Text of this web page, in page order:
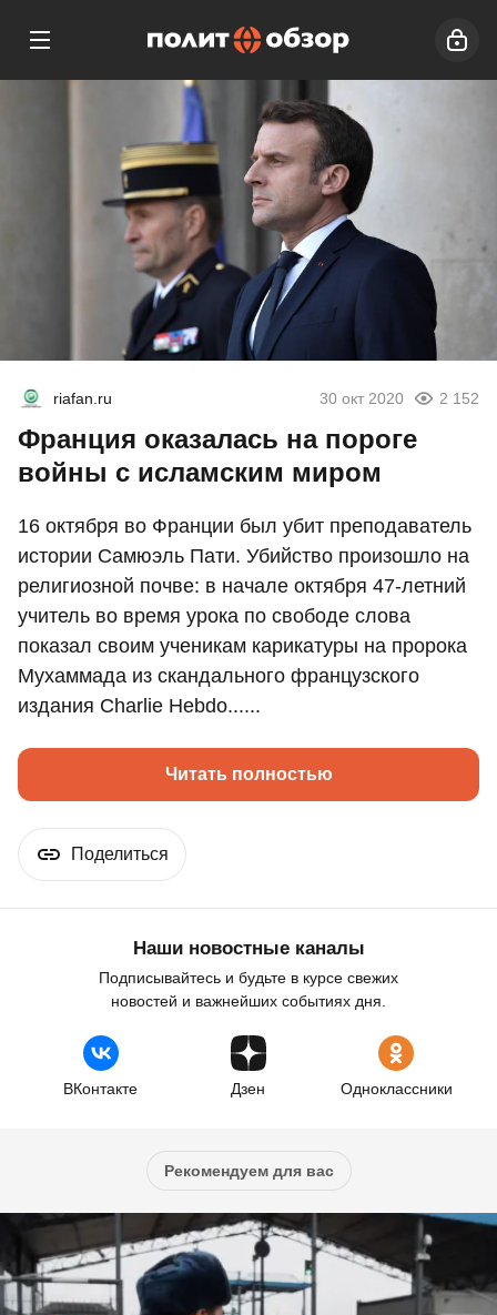
riafan.ru 30 окт 2020 2 152
Франция оказалась на пороге
войны с исламским миром
16 октября во Франции был убит преподаватель
истории Самюэль Пати. Убийство произошло на
религиозной почве: в начале октября 47-летний
учитель во время урока по свободе слова
показал своим ученикам карикатуры на пророка
Мухаммада из скандального французского
издания Charlie Hebdo......
Читать полностью
Поделиться
Наши новостные каналы
Подписывайтесь и будьте в курсе свежих
новостей и важнейших событиях дня.
ВКонтакте Дзен Одноклассники
Рекомендуем для вас